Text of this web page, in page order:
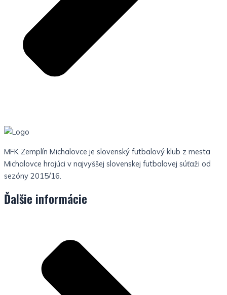
MFK Zemplín Michalovce je slovenský futbalový klub z mesta
Michalovce hrajúci v najvyššej slovenskej futbalovej súťaži od
sezóny 2015/16.
Ďalšie informácie